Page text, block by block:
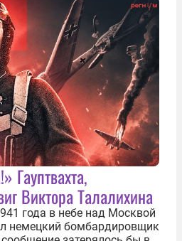
Гауптвахта,
Виктора Талалихина
года в небе над Москвой
немецкий бомбардировщик